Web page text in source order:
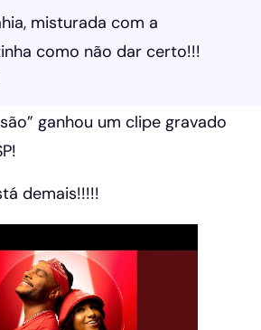
misturada com a
como não dar certo!!!
ganhou um clipe gravado
demais!!!!!